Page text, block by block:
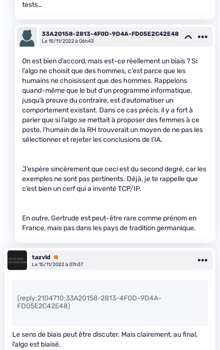
tests…
33A20158-2813-4F0D-9D4A-FD05E2C42E48
Le 15/11/2022 à 06h43
On est bien d’accord, mais est-ce réellement un biais ? Si
l’algo ne choisit que des hommes, c’est parce que les
humains ne choisissent que des hommes. Rappelons
quand-même que le but d’un programme informatique,
jusqu’à preuve du contraire, est d’automatiser un
comportement existant. Dans ce cas précis, il y a fort à
parier que si l’algo se mettait à proposer des femmes à ce
poste, l’humain de la RH trouverait un moyen de ne pas les
sélectionner et rejeter les conclusions de l’IA.
J’espère sincèrement que ceci est du second degré, car les
exemples ne sont pas pertinents. Déjà, je te rappelle que
c’est bien un cerf qui a inventé TCP/IP.
En outre, Gertrude est peut-être rare comme prénom en
France, mais pas dans les pays de tradition germanique.
tazvld
Premium
Le 15/11/2022 à 07h37
(reply:2104710:33A20158-2813-4F0D-9D4A-
FD05E2C42E48)
Le sens de biais peut être discuter. Mais clairement, au final,
l’algo est biaisé.